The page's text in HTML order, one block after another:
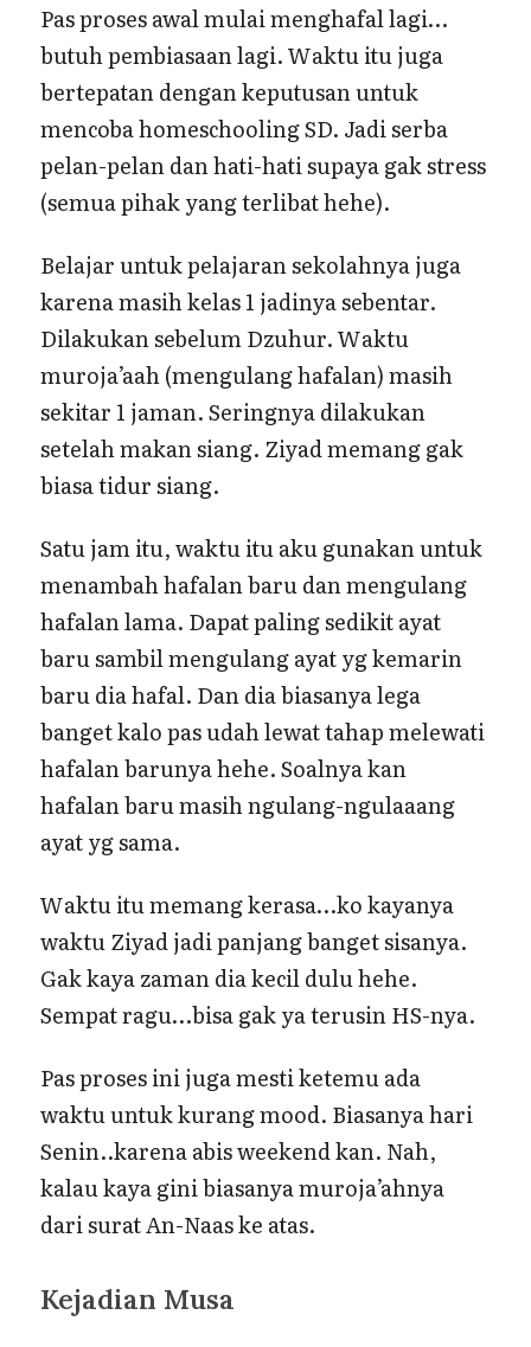
Pas proses awal mulai menghafal lagi…
butuh pembiasaan lagi. Waktu itu juga
bertepatan dengan keputusan untuk
mencoba homeschooling SD. Jadi serba
pelan-pelan dan hati-hati supaya gak stress
(semua pihak yang terlibat hehe).
Belajar untuk pelajaran sekolahnya juga
karena masih kelas 1 jadinya sebentar.
Dilakukan sebelum Dzuhur. Waktu
muroja’aah (mengulang hafalan) masih
sekitar 1 jaman. Seringnya dilakukan
setelah makan siang. Ziyad memang gak
biasa tidur siang.
Satu jam itu, waktu itu aku gunakan untuk
menambah hafalan baru dan mengulang
hafalan lama. Dapat paling sedikit ayat
baru sambil mengulang ayat yg kemarin
baru dia hafal. Dan dia biasanya lega
banget kalo pas udah lewat tahap melewati
hafalan barunya hehe. Soalnya kan
hafalan baru masih ngulang-ngulaaang
ayat yg sama.
Waktu itu memang kerasa…ko kayanya
waktu Ziyad jadi panjang banget sisanya.
Gak kaya zaman dia kecil dulu hehe.
Sempat ragu…bisa gak ya terusin HS-nya.
Pas proses ini juga mesti ketemu ada
waktu untuk kurang mood. Biasanya hari
Senin..karena abis weekend kan. Nah,
kalau kaya gini biasanya muroja’ahnya
dari surat An-Naas ke atas.
Kejadian Musa